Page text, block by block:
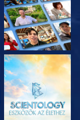
A SOROZAT
RÉSZEI